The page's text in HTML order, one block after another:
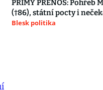
PŘÍMÝ PŘENOS: Pohřeb
(†86), státní pocty i
Blesk politika